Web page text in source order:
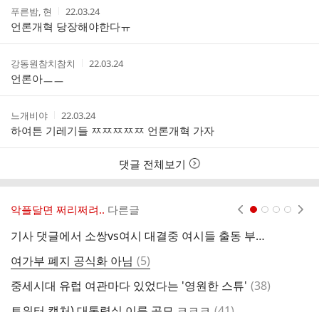
작
성
자
푸른밤, 현
작
성
시
간
22.03.24
언론개혁 당장해야한다ㅠ
작
성
자
강동원참치참치
작
간
22.03.24
언론아ㅡㅡ
작
성
자
느개비야
작
성
시
간
22.03.24
하여튼 기레기들 ㅉㅉㅉㅉㅉ 언론개혁 가자
댓글 전체보기
악플달면 쩌리쩌려.. 다른글
기사 댓글에서 소쌍vs여시 대결중 여시들 출동 부탁해 ㅠㅠ
여가부 폐지 공식화 아님 댓
글
(5)
중세시대 유럽 여관마다 있었다는 '영원한 스튜' 댓
(38)